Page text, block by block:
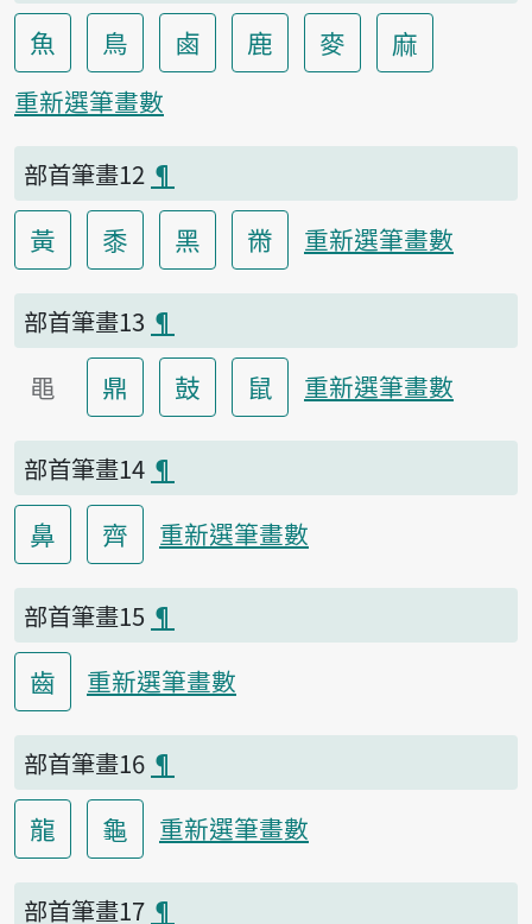
魚 鳥 鹵 鹿 麥 麻
重新選筆畫數
部首筆畫12 ¶
黃 黍 黑 黹 重新選筆畫數
部首筆畫13 ¶
黽 鼎 鼓 鼠 重新選筆畫數
部首筆畫14 ¶
鼻 齊 重新選筆畫數
部首筆畫15 ¶
齒 重新選筆畫數
部首筆畫16 ¶
龍 龜 重新選筆畫數
部首筆畫17 ¶